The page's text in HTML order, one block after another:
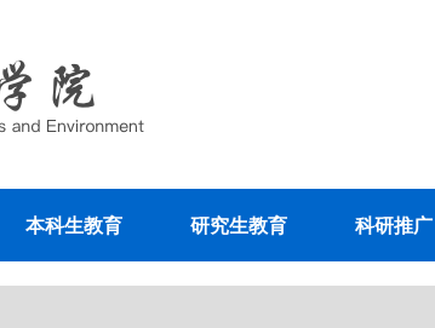
本科生教育 研究生教育 科研推广